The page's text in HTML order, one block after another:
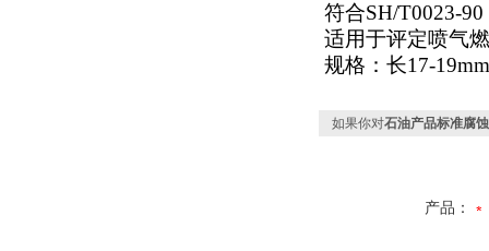
符合SH/T0023-
适用于评定喷气
规格：长17-
如果你对石油产品标准腐
产品：